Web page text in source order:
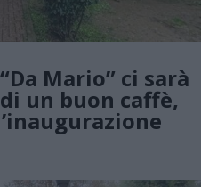
Mario” ci sarà
un buon caffè,